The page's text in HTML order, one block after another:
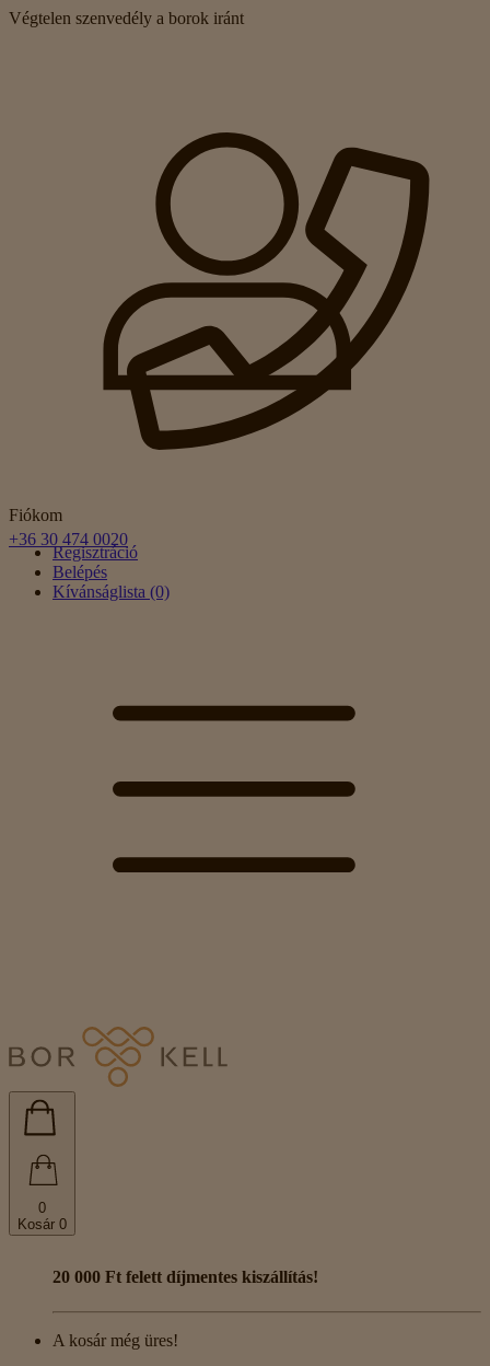
Végtelen szenvedély a borok iránt
Fiókom
Regisztráció
Belépés
Kívánságlista (0)
+36 30 474 0020
0
Kosár 0
20 000 Ft felett díjmentes kiszállítás!
A kosár még üres!